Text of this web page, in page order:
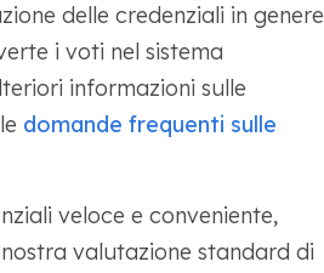
delle credenziali in genere
i voti nel sistema
informazioni sulle
domande frequenti sulle
veloce e conveniente,
valutazione standard di